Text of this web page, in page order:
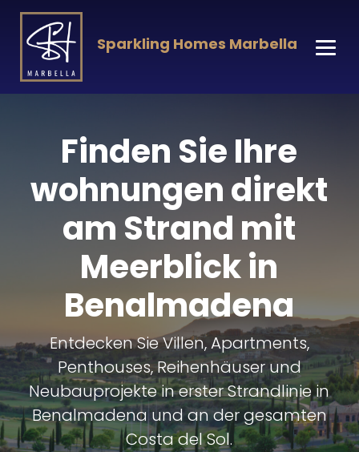
Sparkling Homes Marbella
Finden Sie Ihre
wohnungen direkt
am Strand mit
Meerblick in
Benalmadena
Entdecken Sie Villen, Apartments,
Penthouses, Reihenhäuser und
Neubauprojekte in erster Strandlinie in
Benalmadena und an der gesamten
Costa del Sol.